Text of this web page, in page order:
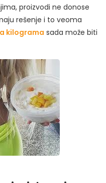
proizvodi ne donose
rešenje i to veoma
kilograma sada može biti